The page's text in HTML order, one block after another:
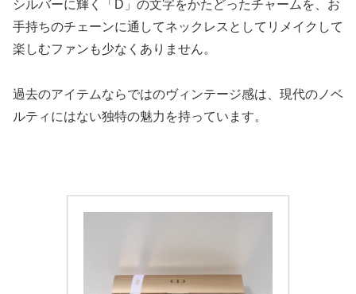
シルバーに輝く「D」の文字をかたどったチャームを、お
手持ちのチェーンに通してネックレスとしてリメイクして
楽しむファンも少なくありません。
過去のアイテムならではのヴィンテージ感は、現代のノベ
ルティにはない独特の魅力を持っています。